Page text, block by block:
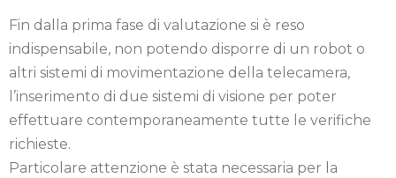
Fin dalla prima fase di valutazione si è reso
indispensabile, non potendo disporre di un robot o
altri sistemi di movimentazione della telecamera,
l’inserimento di due sistemi di visione per poter
effettuare contemporaneamente tutte le verifiche
richieste.
Particolare attenzione è stata necessaria per la